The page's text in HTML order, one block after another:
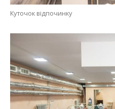
Куточок відпочинку